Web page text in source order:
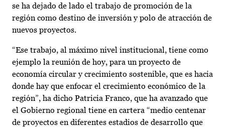
se ha dejado de lado el trabajo de promoción de la
región como destino de inversión y polo de atracción de
nuevos proyectos.
“Ese trabajo, al máximo nivel institucional, tiene como
ejemplo la reunión de hoy, para un proyecto de
economía circular y crecimiento sostenible, que es hacia
donde hay que enfocar el crecimiento económico de la
región”, ha dicho Patricia Franco, que ha avanzado que
el Gobierno regional tiene en cartera “medio centenar
de proyectos en diferentes estadios de desarrollo que